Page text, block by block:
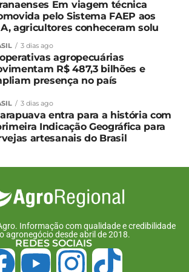
Em viagem técnica
pelo Sistema FAEP aos
agricultores conheceram solu
3 dias ago
agropecuárias
R$ 487,3 bilhões e
presença no país
3 dias ago
entra para a história com
Indicação Geográfica para
artesanais do Brasil
Informação com qualidade e credibilidade
agronegócio desde abril de 2018.
REDES SOCIAIS